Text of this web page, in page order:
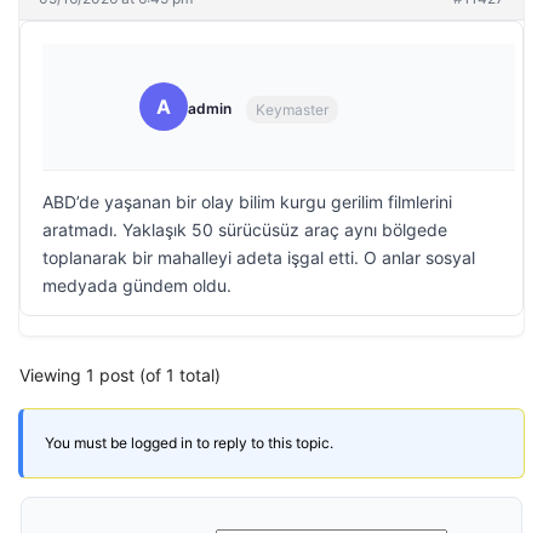
A admin Keymaster
ABD’de yaşanan bir olay bilim kurgu gerilim filmlerini
aratmadı. Yaklaşık 50 sürücüsüz araç aynı bölgede
toplanarak bir mahalleyi adeta işgal etti. O anlar sosyal
medyada gündem oldu.
Viewing 1 post (of 1 total)
You must be logged in to reply to this topic.